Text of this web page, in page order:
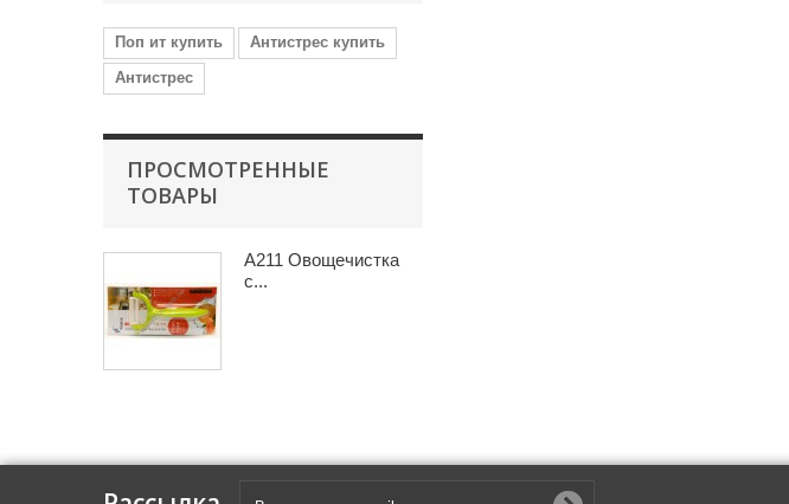
Поп ит купить
Антистрес купить
Антистрес
ПРОСМОТРЕННЫЕ
ТОВАРЫ
A211 Овощечистка
с...